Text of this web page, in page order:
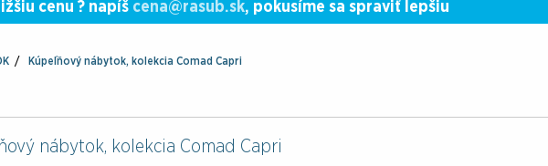
cenu ? napíš cena@rasub.sk, pokusíme sa spraviť lepšiu
Kúpeľňový nábytok, kolekcia Comad Capri
nábytok, kolekcia Comad Capri